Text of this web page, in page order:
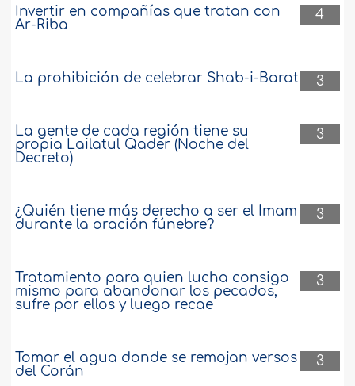
4
Invertir en compañías que tratan con
Ar-Riba
3
La prohibición de celebrar Shab-i-Barat
3
La gente de cada región tiene su
propia Lailatul Qader (Noche del
Decreto)
3
¿Quién tiene más derecho a ser el Imam
durante la oración fúnebre?
3
Tratamiento para quien lucha consigo
mismo para abandonar los pecados,
sufre por ellos y luego recae
3
Tomar el agua donde se remojan versos
del Corán